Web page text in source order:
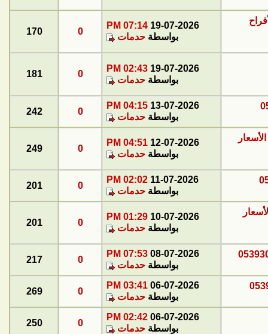
19-07-2026
07:14 PM
بواسطة حدمات
0
170
19-07-2026
02:43 PM
بواسطة حدمات
0
181
13-07-2026
04:15 PM
بواسطة حدمات
0
242
12-07-2026
04:51 PM
بواسطة حدمات
0
249
11-07-2026
02:02 PM
بواسطة حدمات
0
201
10-07-2026
01:29 PM
بواسطة حدمات
0
201
08-07-2026
07:53 PM
بواسطة حدمات
0
217
06-07-2026
03:41 PM
بواسطة حدمات
0
269
06-07-2026
02:42 PM
بواسطة حدمات
0
250